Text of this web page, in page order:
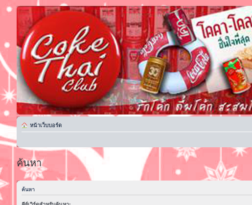
หน้าเว็บบอร์ด
ค้นหา
ค้นหา